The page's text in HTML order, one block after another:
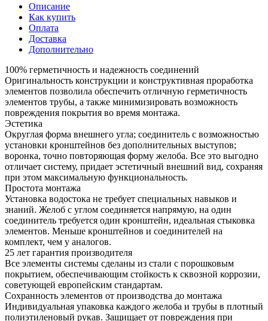
Описание
Как купить
Оплата
Доставка
Дополнительно
100% герметичность и надежность соединений
Оригинальность конструкции и конструктивная проработка
элементов позволила обеспечить отличную герметичность
элементов трубы, а также минимизировать возможность
повреждения покрытия во время монтажа.
Эстетика
Округлая форма внешнего угла; соединитель с возможностью
установки кронштейнов без дополнительных выступов;
воронка, точно повторяющая форму желоба. Все это выгодно
отличает систему, придает эстетичный внешний вид, сохраняя
при этом максимальную функциональность.
Простота монтажа
Установка водостока не требует специальных навыков и
знаний. Желоб с углом соединяется напрямую, на один
соединитель требуется один кронштейн, идеальная стыковка
элементов. Меньше кронштейнов и соединителей на
комплект, чем у аналогов.
25 лет гарантия производителя
Все элементы системы сделаны из стали с порошковым
покрытием, обеспечивающим стойкость к сквозной коррозии,
советующей европейским стандартам.
Сохранность элементов от производства до монтажа
Индивидуальная упаковка каждого желоба и трубы в плотный
полиэтиленовый рукав. Защищает от повреждения при